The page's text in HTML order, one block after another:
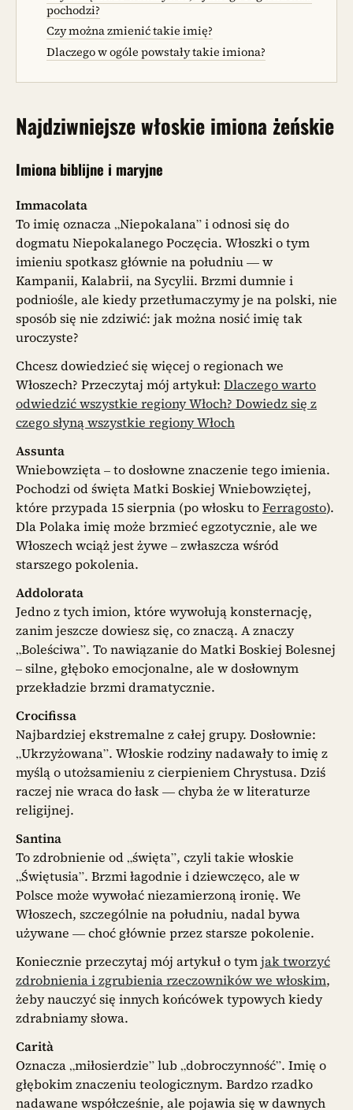
pochodzi?
Czy można zmienić takie imię?
Dlaczego w ogóle powstały takie imiona?
Najdziwniejsze włoskie imiona żeńskie
Imiona biblijne i maryjne
Immacolata
To imię oznacza „Niepokalana” i odnosi się do
dogmatu Niepokalanego Poczęcia. Włoszki o tym
imieniu spotkasz głównie na południu — w
Kampanii, Kalabrii, na Sycylii. Brzmi dumnie i
podniośle, ale kiedy przetłumaczymy je na polski, nie
sposób się nie zdziwić: jak można nosić imię tak
uroczyste?
Chcesz dowiedzieć się więcej o regionach we
Włoszech? Przeczytaj mój artykuł: Dlaczego warto
odwiedzić wszystkie regiony Włoch? Dowiedz się z
czego słyną wszystkie regiony Włoch
Assunta
Wniebowzięta – to dosłowne znaczenie tego imienia.
Pochodzi od święta Matki Boskiej Wniebowziętej,
które przypada 15 sierpnia (po włosku toFerragosto).
Dla Polaka imię może brzmieć egzotycznie, ale we
Włoszech wciąż jest żywe – zwłaszcza wśród
starszego pokolenia.
Addolorata
Jedno z tych imion, które wywołują konsternację,
zanim jeszcze dowiesz się, co znaczą. A znaczy
„Boleściwa”. To nawiązanie do Matki Boskiej Bolesnej
– silne, głęboko emocjonalne, ale w dosłownym
przekładzie brzmi dramatycznie.
Crocifissa
Najbardziej ekstremalne z całej grupy. Dosłownie:
„Ukrzyżowana”. Włoskie rodziny nadawały to imię z
myślą o utożsamieniu z cierpieniem Chrystusa. Dziś
raczej nie wraca do łask — chyba że w literaturze
religijnej.
Santina
To zdrobnienie od „święta”, czyli takie włoskie
„Świętusia”. Brzmi łagodnie i dziewczęco, ale w
Polsce może wywołać niezamierzoną ironię. We
Włoszech, szczególnie na południu, nadal bywa
używane — choć głównie przez starsze pokolenie.
Koniecznie przeczytaj mój artykuł o tymjak tworzyć
zdrobnienia i zgrubienia rzeczowników we włoskim,
żeby nauczyć się innych końcówek typowych kiedy
zdrabniamy słowa.
Carità
Oznacza „miłosierdzie” lub „dobroczynność”. Imię o
głębokim znaczeniu teologicznym. Bardzo rzadko
nadawane współcześnie, ale pojawia się w dawnych